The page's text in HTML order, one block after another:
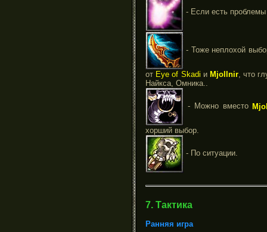
- Если есть
- Тоже неплохой
от Eye of Skadi и Mjollnir, что
Найкса, Омника..
- Можно вместо
хорший выбор.
- По ситуации.
7. Тактика
Ранняя игра